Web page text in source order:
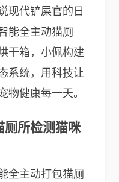
现代铲屎官的日
能全主动猫厕
干箱，小佩构建
系统，用科技让
物健康每一天。
厕所检测猫咪
全主动打包猫厕